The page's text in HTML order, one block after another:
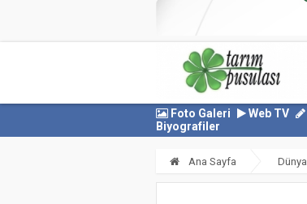
Foto Galeri
Web TV
Biyografiler
Ana Sayfa Dünya